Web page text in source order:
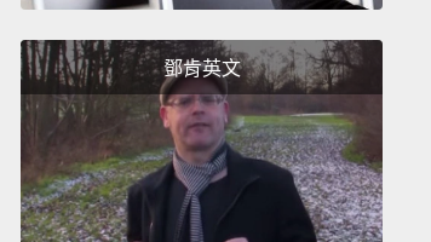
the newest museums, which is the
This museum was
They decided to try and collect
that people had from relationships
You walk in, and you just see ordinary,
鄧肯英文